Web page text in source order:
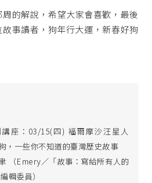
的解說，希望大家會喜歡，最後
事讀者，狗年行大運，新春好狗
座：03/15(四) 福爾摩沙汪星人
一些你不知道的臺灣歷史故事
（Emery／「故事：寫給所有人的
輯委員）